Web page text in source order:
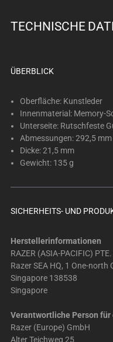
any
image
change
the
main
image
TECHNISCHE
ÜBERBLICK
Oberfläche: Kunstleder
Innenmaterial: Memory-
Unterseite: Rutschfeste
Abmessungen: 292,5
Dicke: 21,5 mm
Gewicht: 135 g
SICHERHEITS- UND
Herstellerinformationen
RAZER (ASIA-PACIFIC) PTE.
Razer SEA HQ, 1 One-north
Singapore 138538
Singapore
Verantwortliche Person für
Razer (Europe) GmbH
Alter Teichweg 25